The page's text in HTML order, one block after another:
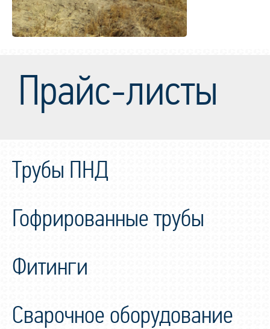
Прайс-листы
Трубы ПНД
Гофрированные трубы
Фитинги
Сварочное оборудование